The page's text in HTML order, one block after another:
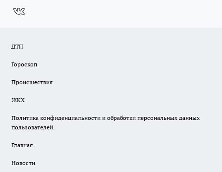
ДТП
Гороскоп
Происшествия
ЖКХ
Политика конфиденциальности и обработки персональных данных
пользователей.
Главная
Новости